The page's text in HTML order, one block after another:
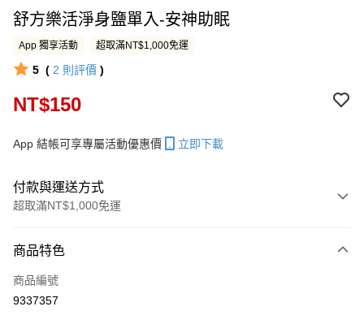
舒方樂活淨身鹽單入-安神助眠
App 獨享活動 超取滿NT$1,000免運
5 ( 2 則評價 )
NT$150
App 結帳可享專屬活動優惠價 立即下載
付款與運送方式
超取滿NT$1,000免運
信用卡一次付款
LINE Pay
商品特色
商品編號
9337357